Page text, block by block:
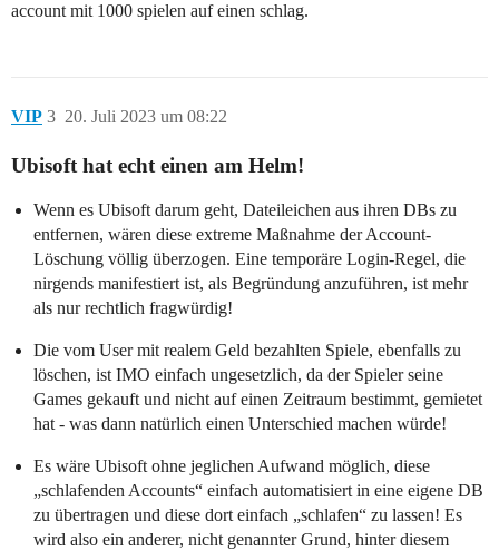
account mit 1000 spielen auf einen schlag.
VIP 20. Juli 2023 um 08:22
3
Ubisoft hat echt einen am Helm!
Wenn es Ubisoft darum geht, Dateileichen aus ihren DBs zu
entfernen, wären diese extreme Maßnahme der Account-
Löschung völlig überzogen. Eine temporäre Login-Regel, die
nirgends manifestiert ist, als Begründung anzuführen, ist mehr
als nur rechtlich fragwürdig!
Die vom User mit realem Geld bezahlten Spiele, ebenfalls zu
löschen, ist IMO einfach ungesetzlich, da der Spieler seine
Games gekauft und nicht auf einen Zeitraum bestimmt, gemietet
hat - was dann natürlich einen Unterschied machen würde!
Es wäre Ubisoft ohne jeglichen Aufwand möglich, diese
„schlafenden Accounts“ einfach automatisiert in eine eigene DB
zu übertragen und diese dort einfach „schlafen“ zu lassen! Es
wird also ein anderer, nicht genannter Grund, hinter diesem